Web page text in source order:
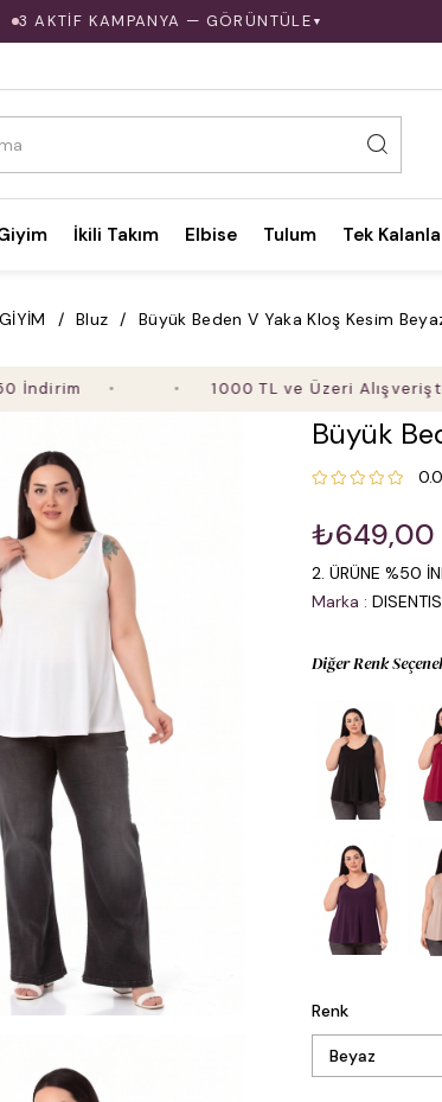
3 AKTİF KAMPANYA — GÖRÜNTÜLE ▼
İkili Takım Elbise Tulum Tek
Bluz Büyük Beden V Yaka Kloş Kesim
1000 TL ve Üzeri Alışverişte
Büyük
0.0
₺649,00
2. ÜRÜNE %50
Marka :
Diğer Renk
Renk